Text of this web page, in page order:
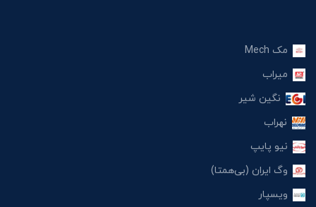
مک Mech
میراب
نگین شیر
نهراب
نیو پایپ
وگ ایران (بی‌همتا)
ویسپار